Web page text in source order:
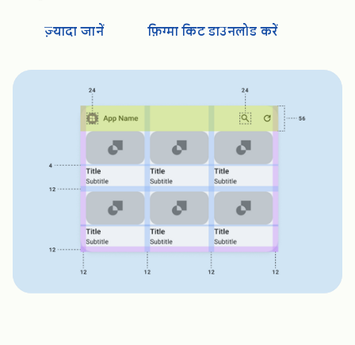
ज़्यादा जानें फ़िग्मा किट डाउनलोड करें